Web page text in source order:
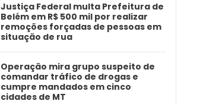
Justiça Federal multa Prefeitura de
Belém em R$ 500 mil por realizar
remoções forçadas de pessoas em
situação de rua
Operação mira grupo suspeito de
comandar tráfico de drogas e
cumpre mandados em cinco
cidades de MT